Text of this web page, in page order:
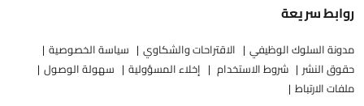
روابط سريعة
مدونة السلوك الوظيفي الاقتراحات والشكاوي
سياسة الخصوصية
حقوق النشر
شروط الاستخدام إخلاء المسؤولية
سهولة الوصول
ملفات الارتباط